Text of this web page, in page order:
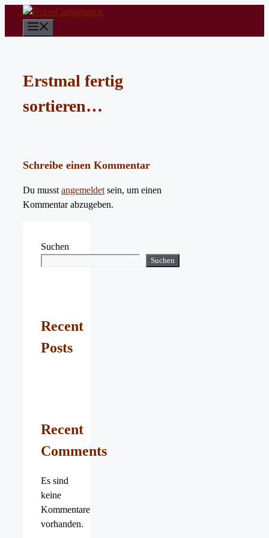
springen
Erstmal fertig
sortieren…
Schreibe einen Kommentar
Du musst angemeldet sein, um einen
Kommentar abzugeben.
Suchen
Suchen
Recent
Posts
Recent
Comments
Es sind
keine
Kommentare
vorhanden.